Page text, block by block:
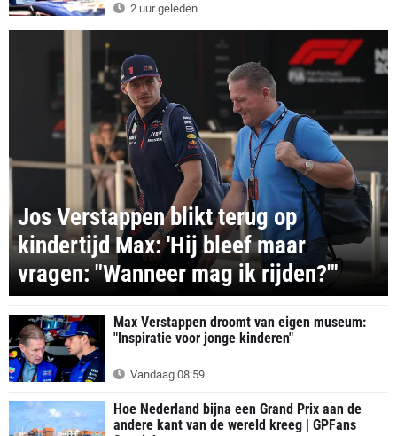
2 uur geleden
Jos Verstappen blikt terug op
kindertijd Max: 'Hij bleef maar
vragen: "Wanneer mag ik rijden?"'
Max Verstappen droomt van eigen museum:
"Inspiratie voor jonge kinderen"
Vandaag 08:59
Hoe Nederland bijna een Grand Prix aan de
andere kant van de wereld kreeg | GPFans